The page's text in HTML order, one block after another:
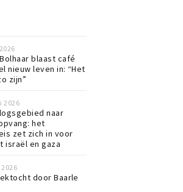
blaast café
nieuw leven in: “Het
zijn”
2026
naar
het
zet zich in voor
israël en gaza
door Baarle